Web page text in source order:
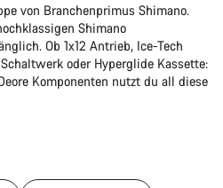
von Branchenprimus Shimano.
Shimano
Ob 1x12 Antrieb, Ice-Tech
oder Hyperglide Kassette:
Komponenten nutzt du all diese